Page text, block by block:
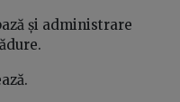
și administrare